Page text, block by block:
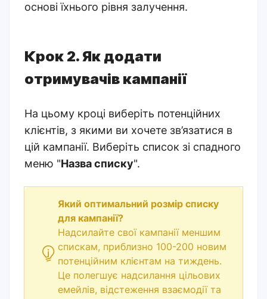
основі їхнього рівня залучення.
Крок 2. Як додати
отримувачів кампанії
На цьому кроці виберіть потенційних
клієнтів, з якими ви хочете зв’язатися в
цій кампанії. Виберіть список зі спадного
меню "Назва списку".
Який оптимальний розмір списку
для кампанії?
Надсилайте свої кампанії меншим
спискам, приблизно 100-200 новим
потенційним клієнтам на тиждень.
Це полегшує надсилання цільових
емейлів, відстеження взаємодії та